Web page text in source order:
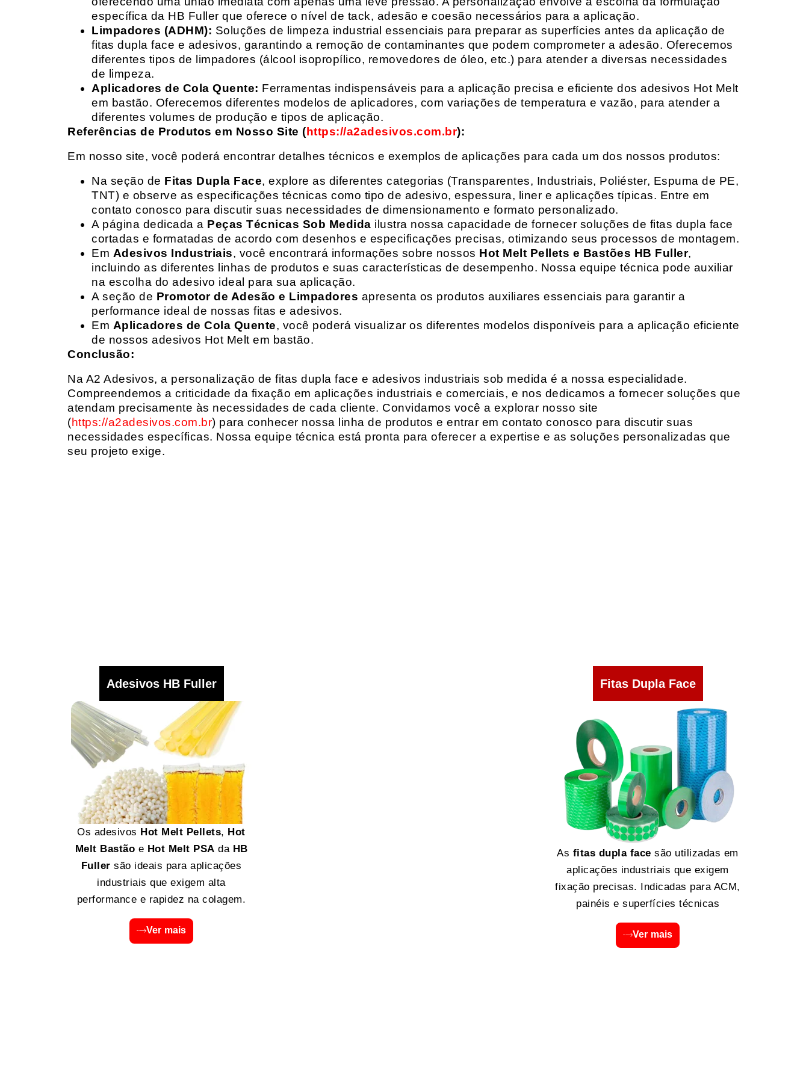
específica da HB Fuller que oferece o nível de tack, adesão e coesão necessários para a aplicação.
Limpadores (ADHM): Soluções de limpeza industrial essenciais para preparar as superfícies antes da aplicação de
fitas dupla face e adesivos, garantindo a remoção de contaminantes que podem comprometer a adesão. Oferecemos
diferentes tipos de limpadores (álcool isopropílico, removedores de óleo, etc.) para atender a diversas necessidades
de limpeza.
Aplicadores de Cola Quente: Ferramentas indispensáveis para a aplicação precisa e eficiente dos adesivos Hot Melt
em bastão. Oferecemos diferentes modelos de aplicadores, com variações de temperatura e vazão, para atender a
diferentes volumes de produção e tipos de aplicação.
Referências de Produtos em Nosso Site (https://a2adesivos.com.br):
Em nosso site, você poderá encontrar detalhes técnicos e exemplos de aplicações para cada um dos nossos produtos:
Na seção de Fitas Dupla Face, explore as diferentes categorias (Transparentes, Industriais, Poliéster, Espuma de PE,
TNT) e observe as especificações técnicas como tipo de adesivo, espessura, liner e aplicações típicas. Entre em
contato conosco para discutir suas necessidades de dimensionamento e formato personalizado.
A página dedicada a Peças Técnicas Sob Medida ilustra nossa capacidade de fornecer soluções de fitas dupla face
cortadas e formatadas de acordo com desenhos e especificações precisas, otimizando seus processos de montagem.
Em Adesivos Industriais, você encontrará informações sobre nossos Hot Melt Pellets e Bastões HB Fuller,
incluindo as diferentes linhas de produtos e suas características de desempenho. Nossa equipe técnica pode auxiliar
na escolha do adesivo ideal para sua aplicação.
A seção de Promotor de Adesão e Limpadores apresenta os produtos auxiliares essenciais para garantir a
performance ideal de nossas fitas e adesivos.
Em Aplicadores de Cola Quente, você poderá visualizar os diferentes modelos disponíveis para a aplicação eficiente
de nossos adesivos Hot Melt em bastão.
Conclusão:
Na A2 Adesivos, a personalização de fitas dupla face e adesivos industriais sob medida é a nossa especialidade.
Compreendemos a criticidade da fixação em aplicações industriais e comerciais, e nos dedicamos a fornecer soluções que
atendam precisamente às necessidades de cada cliente. Convidamos você a explorar nosso site
(https://a2adesivos.com.br) para conhecer nossa linha de produtos e entrar em contato conosco para discutir suas
necessidades específicas. Nossa equipe técnica está pronta para oferecer a expertise e as soluções personalizadas que
seu projeto exige.
Adesivos HB Fuller
Os adesivos Hot Melt Pellets, Hot
Melt Bastão e Hot Melt PSA da HB
Fuller são ideais para aplicações
industriais que exigem alta
performance e rapidez na colagem.
Ver mais
Fitas Dupla Face
As fitas dupla face são utilizadas em
aplicações industriais que exigem
fixação precisas. Indicadas para ACM,
painéis e superfícies técnicas
Ver mais